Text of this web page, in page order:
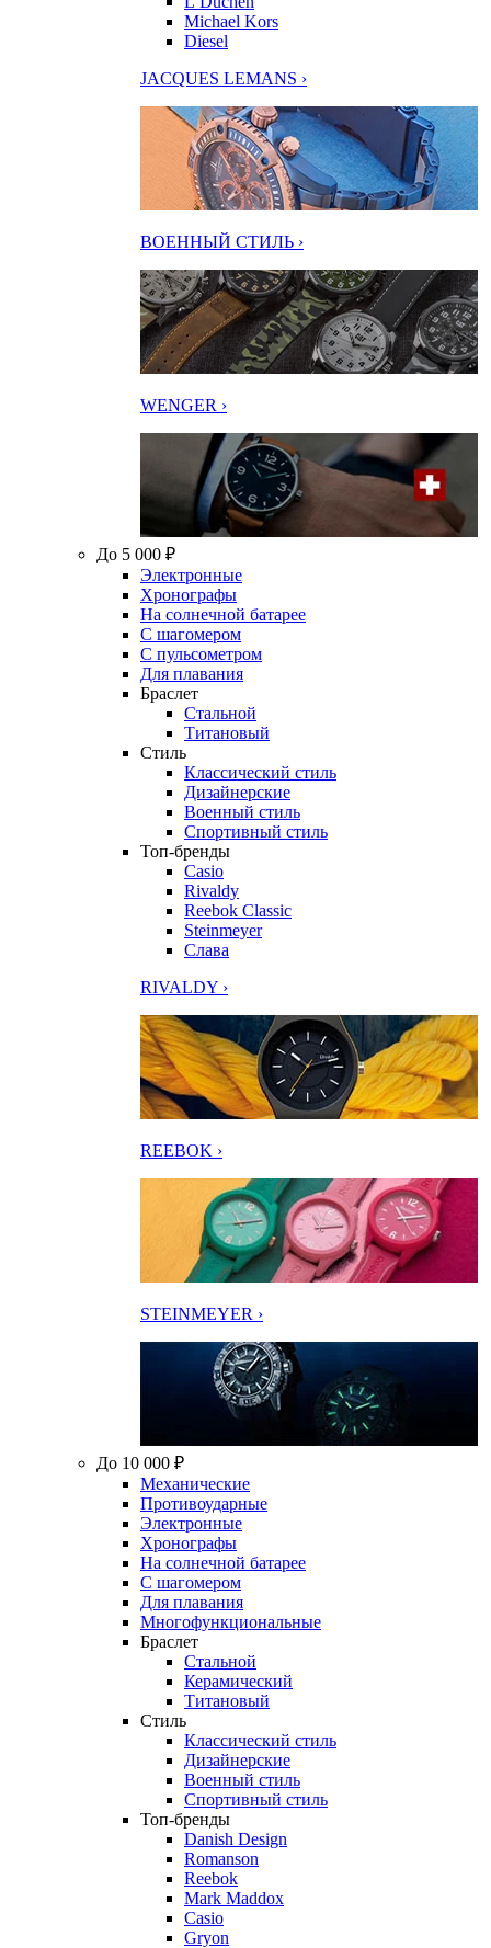
Michael Kors
Diesel
JACQUES LEMANS ›
ВОЕННЫЙ СТИЛЬ ›
WENGER ›
До 5 000 ₽
Электронные
Хронографы
На солнечной батарее
С шагомером
С пульсометром
Для плавания
Браслет
Стальной
Титановый
Стиль
Классический стиль
Дизайнерские
Военный стиль
Спортивный стиль
Топ-бренды
Casio
Rivaldy
Reebok Classic
Steinmeyer
Слава
RIVALDY ›
REEBOK ›
STEINMEYER ›
До 10 000 ₽
Механические
Противоударные
Электронные
Хронографы
На солнечной батарее
С шагомером
Для плавания
Многофункциональные
Браслет
Стальной
Керамический
Титановый
Стиль
Классический стиль
Дизайнерские
Военный стиль
Спортивный стиль
Топ-бренды
Danish Design
Romanson
Reebok
Mark Maddox
Casio
Gryon